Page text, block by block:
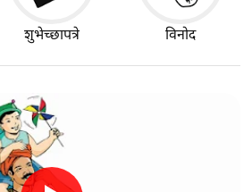
शुभेच्छापत्रे विनोद